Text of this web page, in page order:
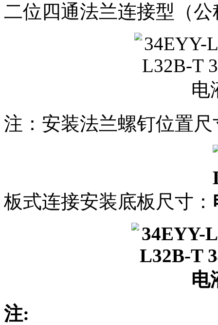
二位四通法兰连接型（公
注：安装法兰螺钉位置尺
板式连接安装底板尺寸：
注: